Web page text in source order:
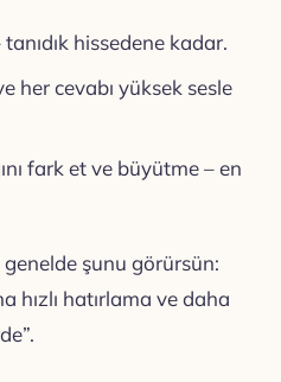
hissedene kadar.
her cevabı yüksek sesle
fark et ve büyütme – en
şunu görürsün:
hızlı hatırlama ve daha